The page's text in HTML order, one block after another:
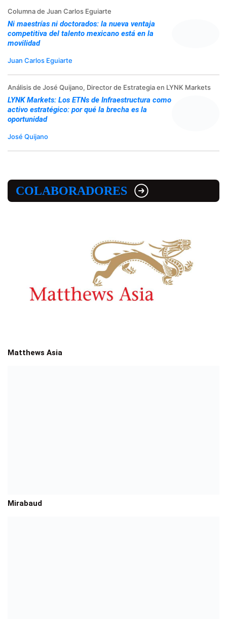
Columna de Juan Carlos Eguiarte
Ni maestrías ni doctorados: la nueva ventaja
competitiva del talento mexicano está en la
movilidad
Juan Carlos Eguiarte
Análisis de José Quijano, Director de Estrategia en LYNK Markets
LYNK Markets: Los ETNs de Infraestructura como
activo estratégico: por qué la brecha es la
oportunidad
José Quijano
COLABORADORES
Matthews Asia
Mirabaud